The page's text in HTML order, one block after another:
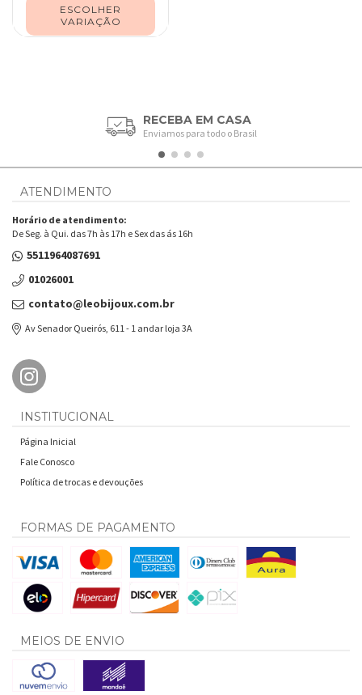
ESCOLHER
VARIAÇÃO
RECEBA EM CASA
Enviamos para todo o Brasil
ATENDIMENTO
Horário de atendimento:
De Seg. à Qui. das 7h às 17h e Sex das ás 16h
5511964087691
01026001
contato@leobijoux.com.br
Av Senador Queirós, 611 - 1 andar loja 3A
INSTITUCIONAL
Página Inicial
Fale Conosco
Política de trocas e devouções
FORMAS DE PAGAMENTO
MEIOS DE ENVIO